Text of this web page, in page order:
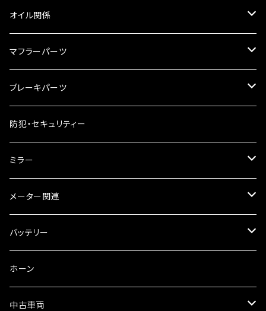
リアBOX
ハードケース
タンクキャップ
タンクシール
ケミカル
オイル関係
4スト用エンジンオイル
2スト用エンジンオイル
ギアオイル
オイルクーラー
ラジエーター
フォークオイル
マフラーパーツ
マフラーガード
バンテージタイプ
スリップオン
サイレンサー
ブレーキパーツ
ブレーキシュー
ブレーキパット
ブレーキオイル
その他
防犯・セキュリティー
ミラー
ミラー本体
ミラーアダプター
ミラーその他
メーター関連
スピードメーター
タコメーター
セット
バッテリー
バッテリー充電器
ホーン
中古車両